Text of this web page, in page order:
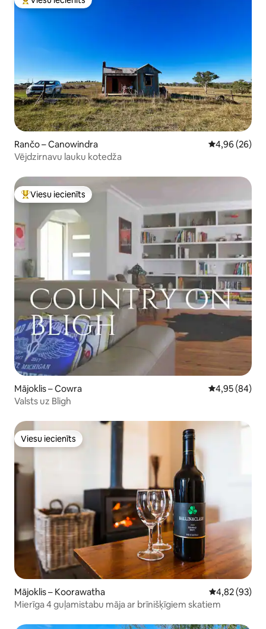
Populārs viesu iecienīts mājoklis
Rančo – Canowindra Vidējais
4,96 (26)
Vējdzirnavu lauku kotedža
Populārs viesu iecienīts mājoklis
Viesu iecienīts
Mājoklis – Cowra Vidējais
4,95 (84)
Valsts uz Bligh
Viesu iecienīts
Viesu iecienīts
Mājoklis – Koorawatha Vidējais
4,82 (93)
Mierīga 4 guļamistabu māja ar brīnišķīgiem skatiem